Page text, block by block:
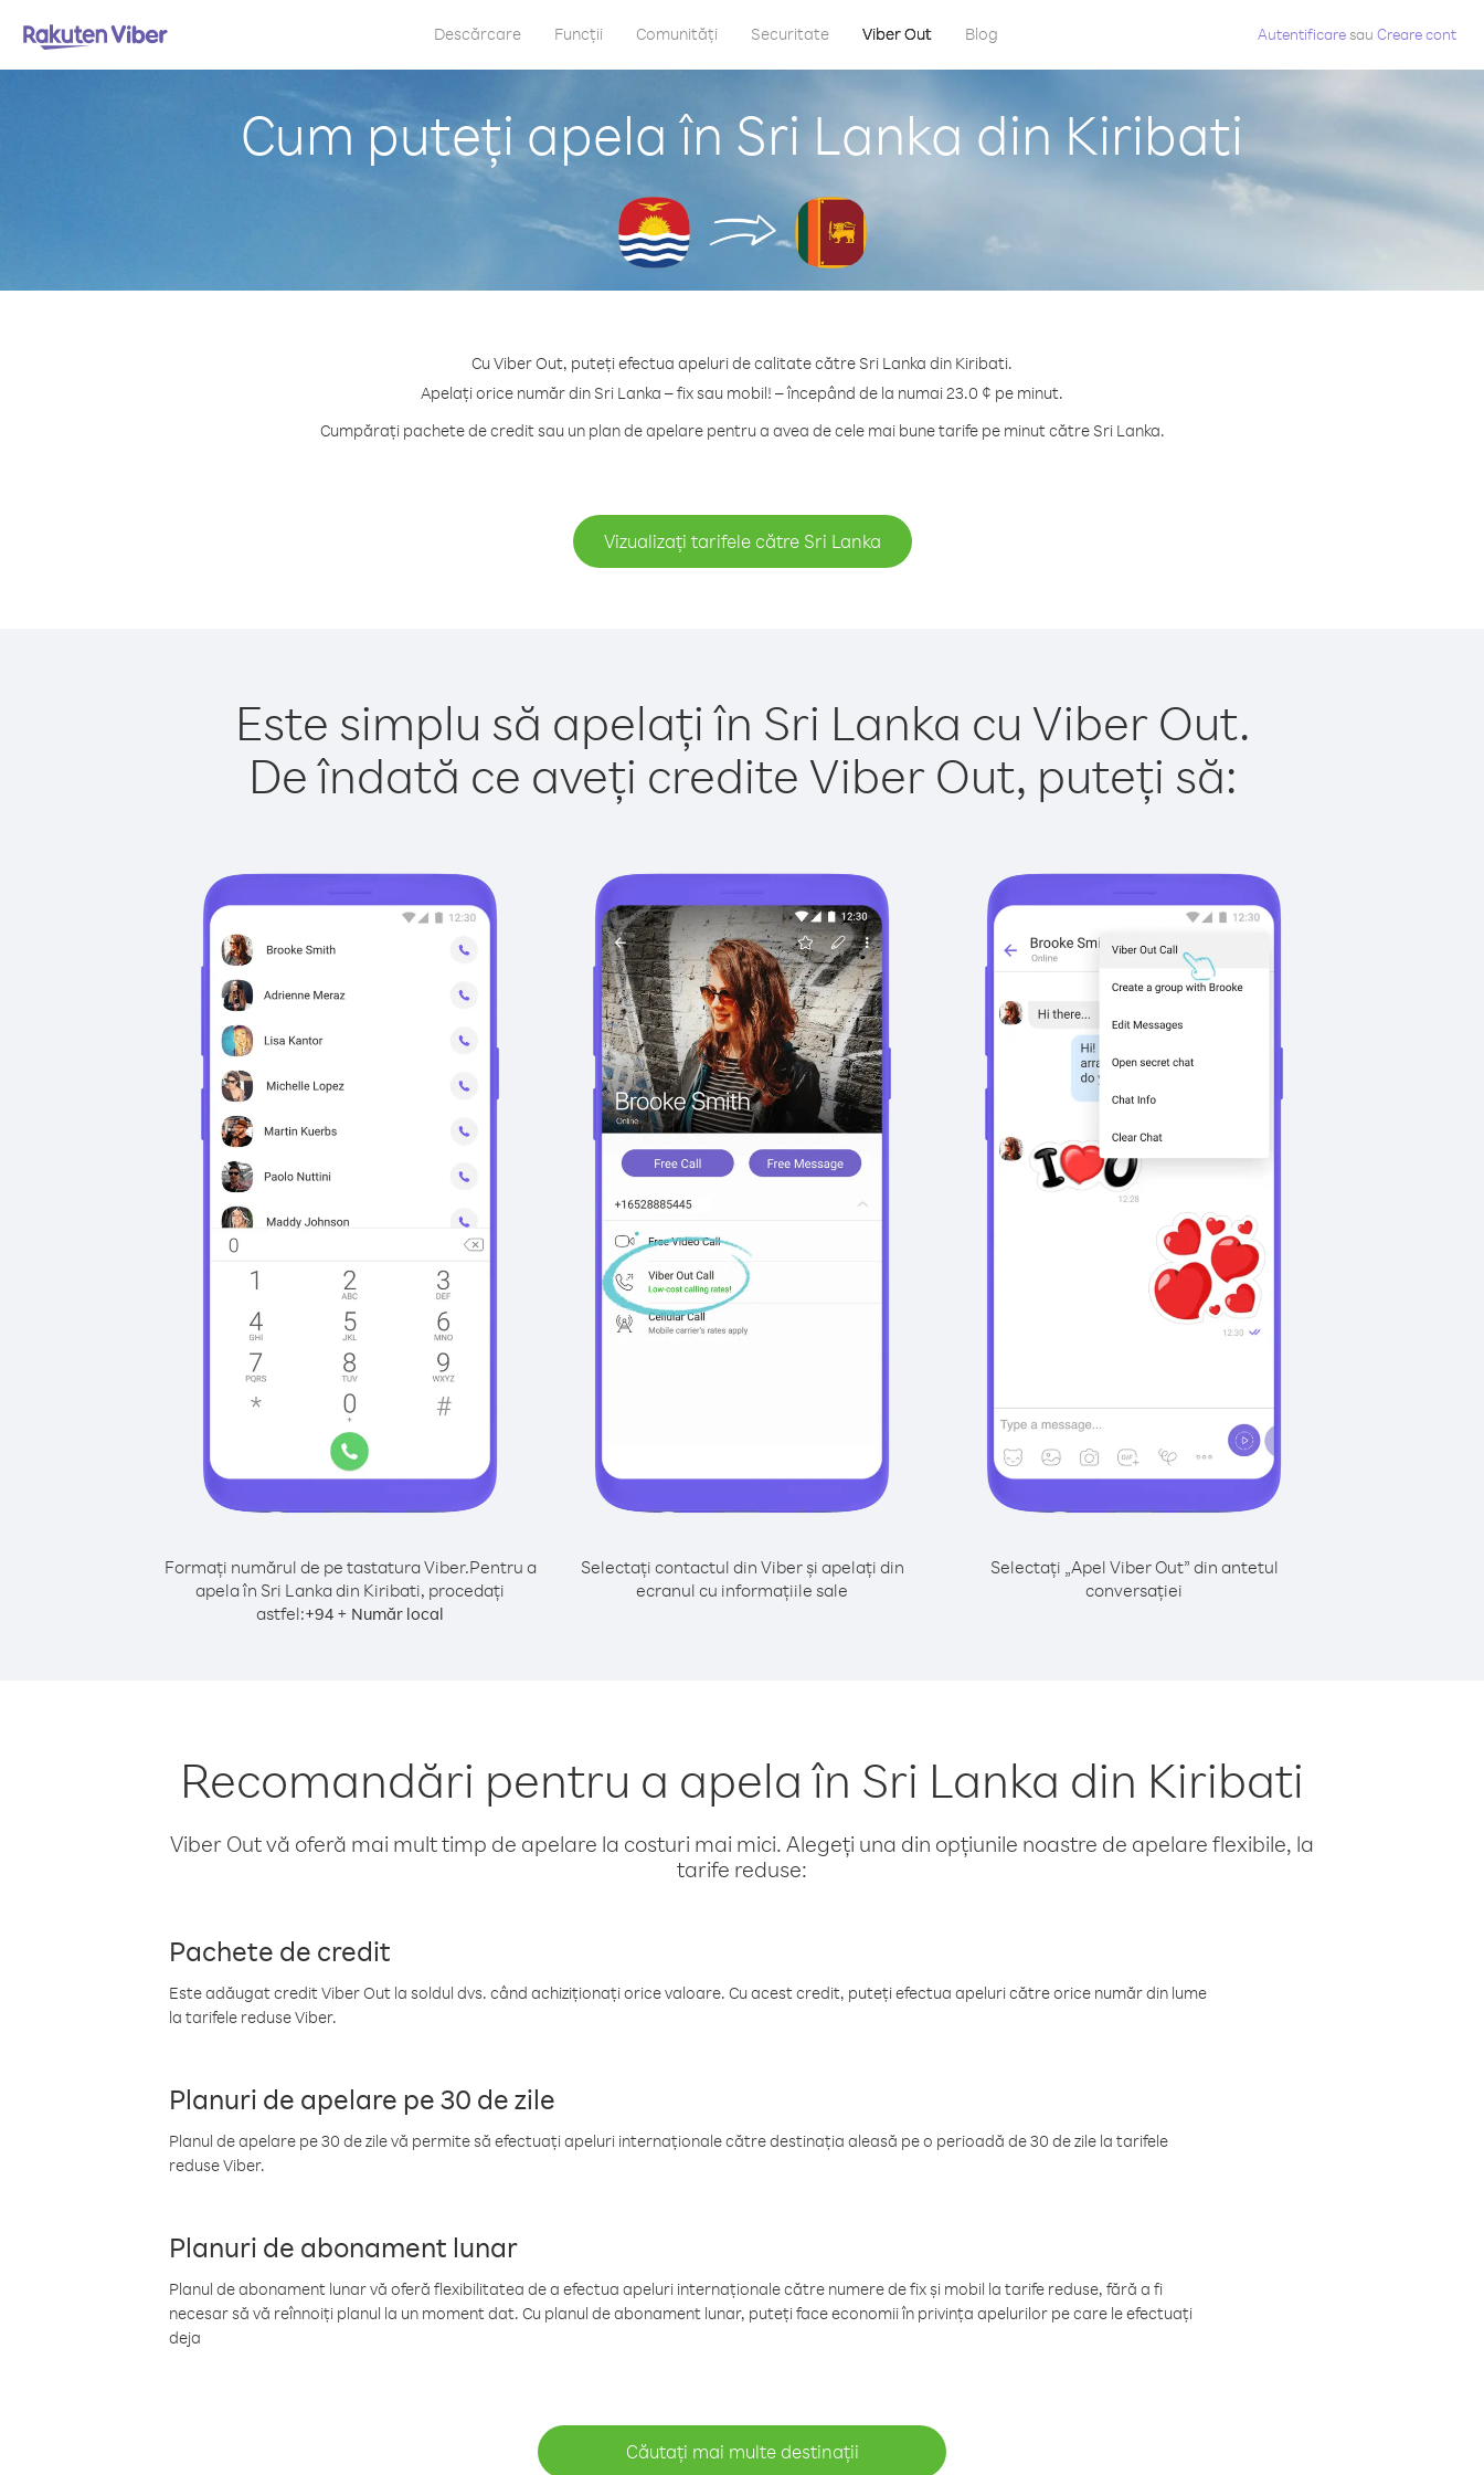
Descărcare Funcții Comunități Securitate Viber Out Blog Autentificaresau Creare cont
Cum puteți apela în Sri Lanka din Kiribati
Cu Viber Out, puteți efectua apeluri de calitate către Sri Lanka din Kiribati.
Apelați orice număr din Sri Lanka – fix sau mobil! – începând de la numai 23.0 ¢ pe minut.
Cumpărați pachete de credit sau un plan de apelare pentru a avea de cele mai bune tarife pe minut către Sri Lanka.
Vizualizați tarifele către Sri Lanka
Este simplu să apelați în Sri Lanka cu Viber Out.
De îndată ce aveți credite Viber Out, puteți să:
Formați numărul de pe tastatura Viber.Pentru a
apela în Sri Lanka din Kiribati, procedați
astfel:+94 + Număr local
Selectați contactul din Viber și apelați din
ecranul cu informațiile sale
Selectați „Apel Viber Out” din antetul
conversației
Recomandări pentru a apela în Sri Lanka din Kiribati
Viber Out vă oferă mai mult timp de apelare la costuri mai mici. Alegeți una din opțiunile noastre de apelare flexibile, la
tarife reduse:
Pachete de credit
Este adăugat credit Viber Out la soldul dvs. când achiziționați orice valoare. Cu acest credit, puteți efectua apeluri către orice număr din lume
la tarifele reduse Viber.
Planuri de apelare pe 30 de zile
Planul de apelare pe 30 de zile vă permite să efectuați apeluri internaționale către destinația aleasă pe o perioadă de 30 de zile la tarifele
reduse Viber.
Planuri de abonament lunar
Planul de abonament lunar vă oferă flexibilitatea de a efectua apeluri internaționale către numere de fix și mobil la tarife reduse, fără a fi
necesar să vă reînnoiți planul la un moment dat. Cu planul de abonament lunar, puteți face economii în privința apelurilor pe care le efectuați
deja
Căutați mai multe destinații